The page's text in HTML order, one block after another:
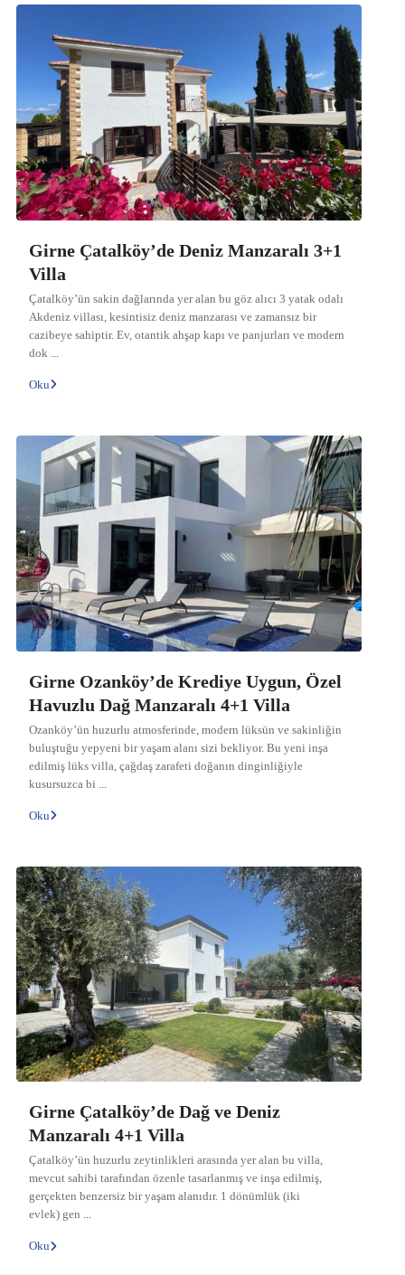
Girne Çatalköy’de Deniz Manzaralı 3+1
Villa
Çatalköy’ün sakin dağlarında yer alan bu göz alıcı 3 yatak odalı
Akdeniz villası, kesintisiz deniz manzarası ve zamansız bir
cazibeye sahiptir. Ev, otantik ahşap kapı ve panjurları ve modern
dok
Oku
Girne Ozanköy’de Krediye Uygun, Özel
Havuzlu Dağ Manzaralı 4+1 Villa
Ozanköy’ün huzurlu atmosferinde, modern lüksün ve sakinliğin
buluştuğu yepyeni bir yaşam alanı sizi bekliyor. Bu yeni inşa
edilmiş lüks villa, çağdaş zarafeti doğanın dinginliğiyle
kusursuzca bi
Oku
Girne Çatalköy’de Dağ ve Deniz
Manzaralı 4+1 Villa
Çatalköy’ün huzurlu zeytinlikleri arasında yer alan bu villa,
mevcut sahibi tarafından özenle tasarlanmış ve inşa edilmiş,
gerçekten benzersiz bir yaşam alanıdır. 1 dönümlük (iki
evlek) gen ...
Oku